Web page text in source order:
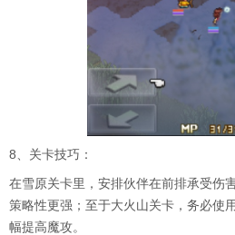
8、关卡技巧：
在雪原关卡里，安排伙伴在前排承受伤
策略性更强；至于大火山关卡，务必使
幅提高魔攻。